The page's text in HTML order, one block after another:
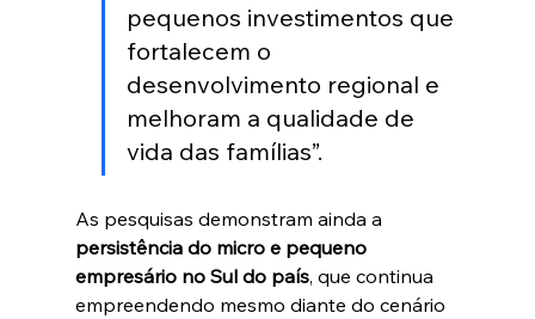
pequenos investimentos que
fortalecem o
desenvolvimento regional e
melhoram a qualidade de
vida das famílias”.
As pesquisas demonstram ainda a
persistência do micro e pequeno
empresário no Sul do país, que continua
empreendendo mesmo diante do cenário